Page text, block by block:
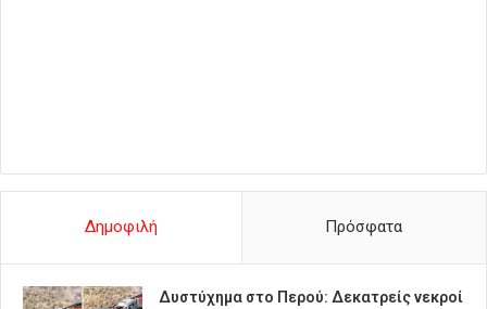
Δημοφιλή Πρόσφατα
Δυστύχημα στο Περού: Δεκατρείς νεκροί